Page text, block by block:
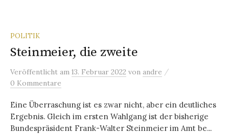
POLITIK
Steinmeier, die zweite
Veröffentlicht am 13. Februar 2022 von andre /
0 Kommentare
Eine Überraschung ist es zwar nicht, aber ein deutliches
Ergebnis. Gleich im ersten Wahlgang ist der bisherige
Bundespräsident Frank-Walter Steinmeier im Amt be...